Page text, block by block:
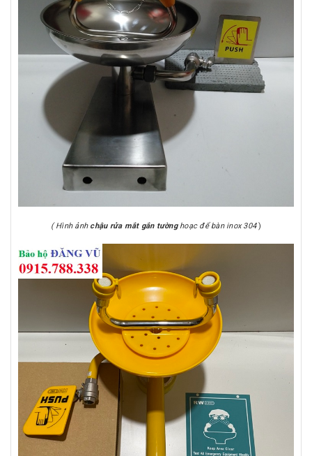
( Hình ảnh chậu rửa mắt gắn tườnghoạc để bàn inox 304)